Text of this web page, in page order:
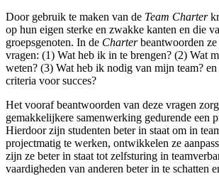
Door gebruik te maken van de Team Charter
op hun eigen sterke en zwakke kanten en die
groepsgenoten. In de Charterbeantwoorden
vragen: (1) Wat heb ik in te brengen? (2) Wat
weten? (3) Wat heb ik nodig van mijn team?
criteria voor succes?
Het vooraf beantwoorden van deze vragen
gemakkelijkere samenwerking gedurende een
Hierdoor zijn studenten beter in staat om in
projectmatig te werken, ontwikkelen ze
zijn ze beter in staat tot zelfsturing in
vaardigheden van anderen beter in te schatten